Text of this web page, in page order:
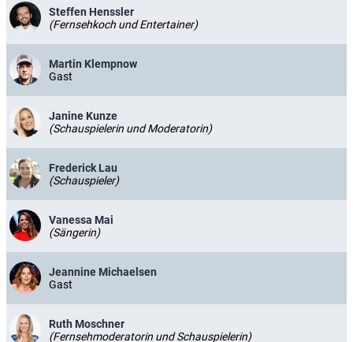
Steffen Henssler
(Fernsehkoch und Entertainer)
Martin Klempnow
Gast
Janine Kunze
(Schauspielerin und Moderatorin)
Frederick Lau
(Schauspieler)
Vanessa Mai
(Sängerin)
Jeannine Michaelsen
Gast
Ruth Moschner
(Fernsehmoderatorin und Schauspielerin)